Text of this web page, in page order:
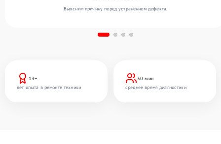
13+
лет опыта в ремонте техники
30 мин
среднее время диагностики
Выясним причину перед устранением дефекта.